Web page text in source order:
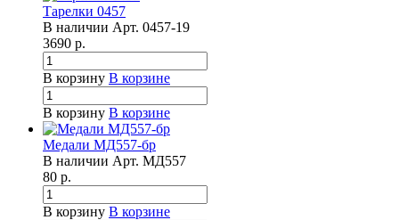
Тарелки 0457
В наличии Арт. 0457-19
3690 р.
В корзину В корзине
В корзину В корзине
Медали МД557-бр
В наличии Арт. МД557
80 р.
В корзину В корзине